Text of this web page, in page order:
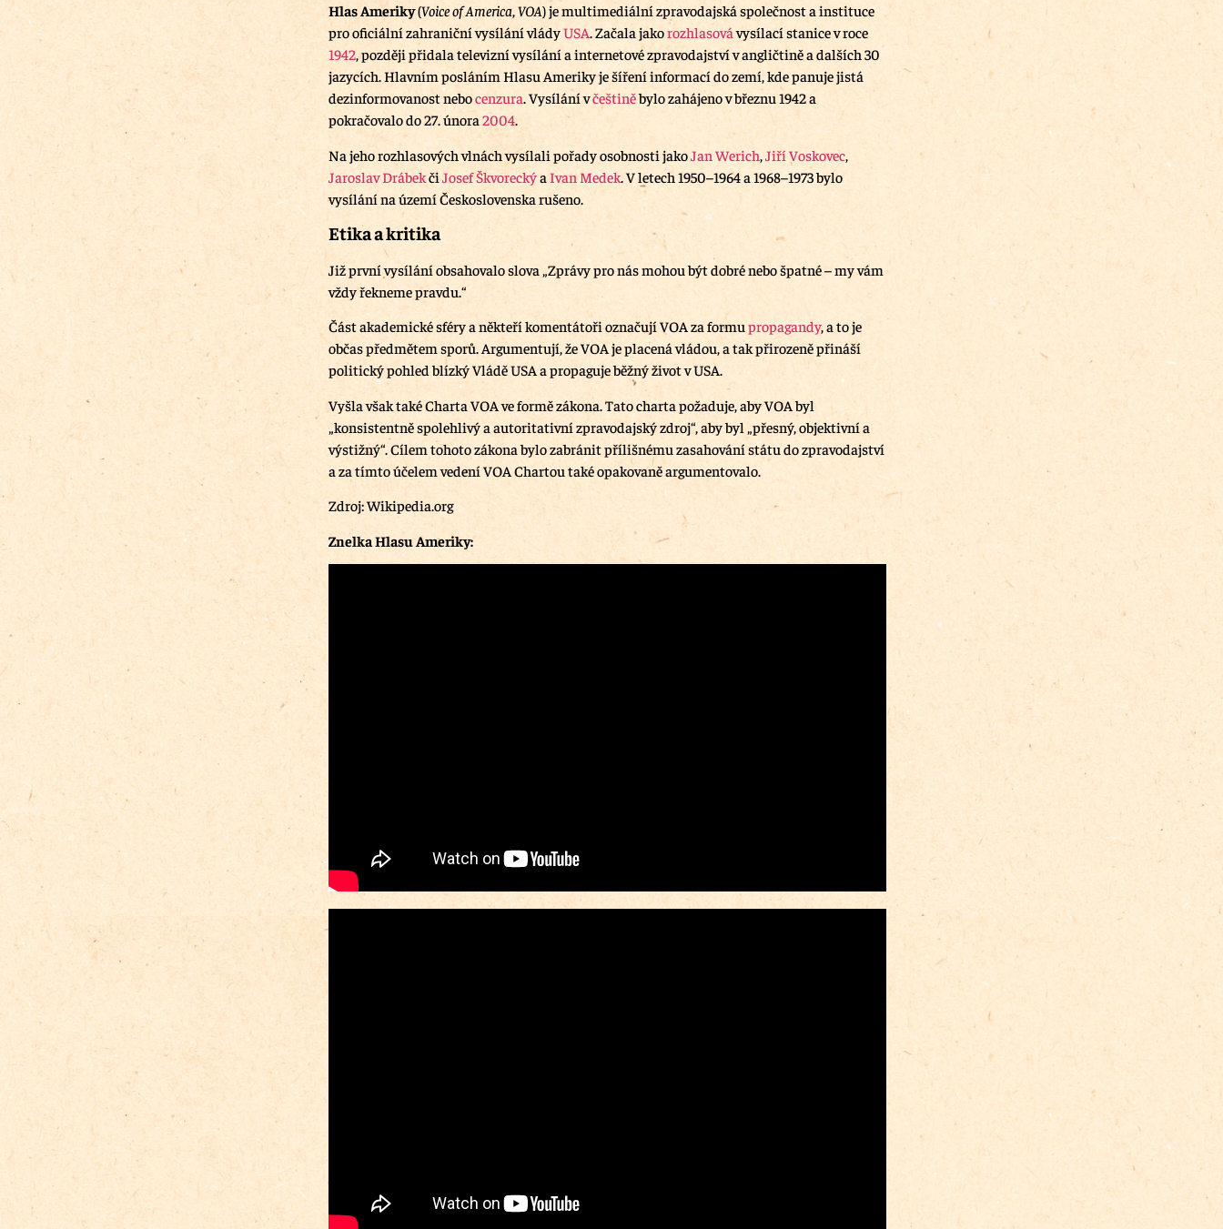
Hlas Ameriky(Voice of America,VOA) je multimediální zpravodajská společnost a instituce
pro oficiální zahraniční vysílání vládyUSA. Začala jakorozhlasovávysílací stanice v roce
1942, později přidala televizní vysílání a internetové zpravodajství v angličtině a dalších 30
jazycích. Hlavním posláním Hlasu Ameriky je šíření informací do zemí, kde panuje jistá
dezinformovanost nebocenzura. Vysílání včeštiněbylo zahájeno v březnu 1942 a
pokračovalo do 27. února2004.
Na jeho rozhlasových vlnách vysílali pořady osobnosti jakoJan Werich Jiří Voskovec
Jaroslav DrábekčiJosef Škvoreckýa Ivan Medek . V letech 1950–1964 a 1968–1973 bylo
vysílání na území Československa rušeno.
Etika a kritika
Již první vysílání obsahovalo slova „Zprávy pro nás mohou být dobré nebo špatné – my vám
vždy řekneme pravdu.“
Část akademické sféry a někteří komentátoři označují VOA za formu propagandy, a to je
občas předmětem sporů. Argumentují, že VOA je placená vládou, a tak přirozeně přináší
politický pohled blízký Vládě USA a propaguje běžný život v USA.
Vyšla však také Charta VOA ve formě zákona. Tato charta požaduje, aby VOA byl
„konsistentně spolehlivý a autoritativní zpravodajský zdroj“, aby byl „přesný, objektivní a
výstižný“. Cílem tohoto zákona bylo zabránit přílišnému zasahování státu do zpravodajství
a za tímto účelem vedení VOA Chartou také opakovaně argumentovalo.
Zdroj: Wikipedia.org
Znelka Hlasu Ameriky: